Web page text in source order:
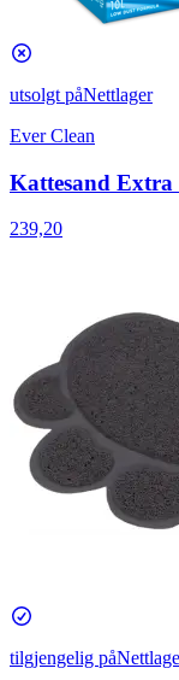
utsolgt påNettlager
Ever Clean
Kattesand Extra
239,20
tilgjengelig på